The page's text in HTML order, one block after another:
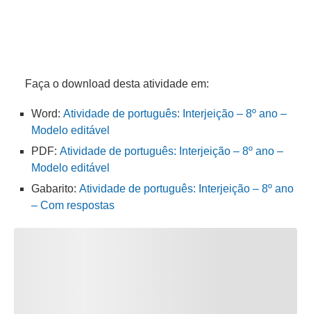
Faça o download desta atividade em:
Word: Atividade de português: Interjeição – 8º ano –
Modelo editável
PDF: Atividade de português: Interjeição – 8º ano –
Modelo editável
Gabarito: Atividade de português: Interjeição – 8º ano
– Com respostas